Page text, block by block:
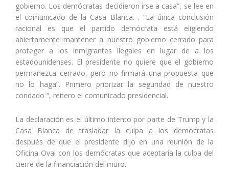
gobierno. Los demócratas decidieron irse a casa”, se lee en
el comunicado de la Casa Blanca. . “La única conclusión
racional es que el partido demócrata está eligiendo
abiertamente mantener a nuestro gobierno cerrado para
proteger a los inmigrantes ilegales en lugar de a los
estadounidenses. El presidente no quiere que el gobierno
permanezca cerrado, pero no firmará una propuesta que
no lo haga”. Primero priorizar la seguridad de nuestro
condado “, reitero el comunicado presidencial.
La declaración es el último intento por parte de Trump y la
Casa Blanca de trasladar la culpa a los demócratas
después de que el presidente dijo en una reunión de la
Oficina Oval con los demócratas que aceptaría la culpa del
cierre de la financiación del muro.